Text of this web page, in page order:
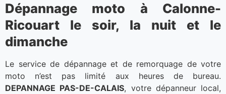
Dépannage moto à Calonne-
Ricouart le soir, la nuit et le
dimanche
Le service de dépannage et de remorquage de votre
moto n’est pas limité aux heures de bureau.
DEPANNAGE PAS-DE-CALAIS, votre dépanneur local,